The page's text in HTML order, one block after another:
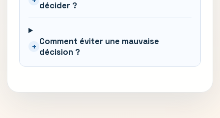
décider ?
+ Comment éviter une mauvaise
décision ?